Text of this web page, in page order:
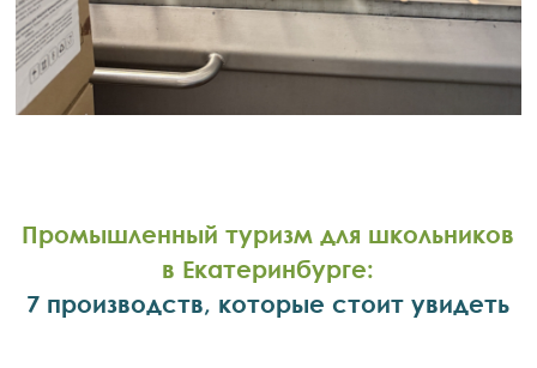
Промышленный туризм для школьников
в Екатеринбурге:
7 производств, которые стоит увидеть